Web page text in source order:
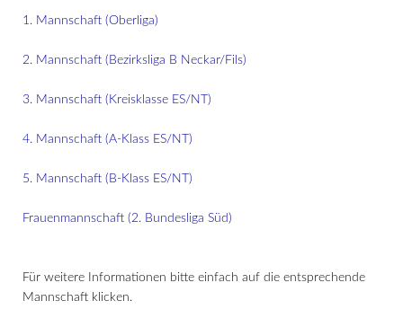
1. Mannschaft (Oberliga)
2. Mannschaft (Bezirksliga B Neckar/Fils)
3. Mannschaft (Kreisklasse ES/NT)
4. Mannschaft (A-Klass ES/NT)
5. Mannschaft (B-Klass ES/NT)
Frauenmannschaft (2. Bundesliga Süd)
Für weitere Informationen bitte einfach auf die entsprechende
Mannschaft klicken.